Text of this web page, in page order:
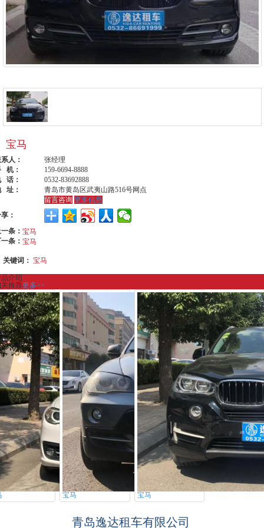
宝马
人：
张经理
机：
159-6694-8888
话：
0532-83692888
址：
青岛市黄岛区武夷山路516号网点
留言咨询 更多信息
：
条： 宝马
条： 宝马
关键词： 宝马
介绍
推荐更多>>
宝马 宝马
青岛逸达租车有限公司